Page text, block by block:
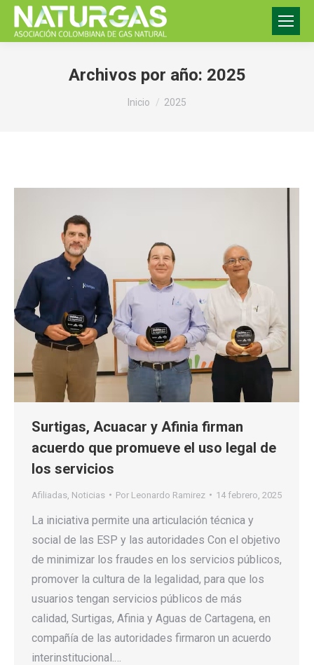
Archivos por año: 2025
Estás aquí:
Inicio 2025
Surtigas, Acuacar y Afinia firman
acuerdo que promueve el uso legal de
los servicios
Afiliadas Noticias Por Leonardo Ramirez 14 febrero, 2025
La iniciativa permite una articulación técnica y
social de las ESP y las autoridades Con el objetivo
de minimizar los fraudes en los servicios públicos,
promover la cultura de la legalidad, para que los
usuarios tengan servicios públicos de más
calidad, Surtigas, Afinia y Aguas de Cartagena, en
compañía de las autoridades firmaron un acuerdo
interinstitucional.…